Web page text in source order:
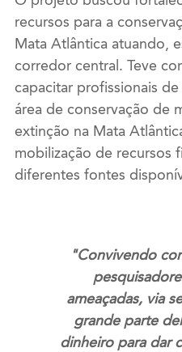
recursos para a
Mata Atlântica atuando,
corredor central. Teve
capacitar profissionais
área de conservação de
extinção na Mata
mobilização de recursos
diferentes fontes
"Convivendo
ameaçadas, via
grande parte
dinheiro para dar